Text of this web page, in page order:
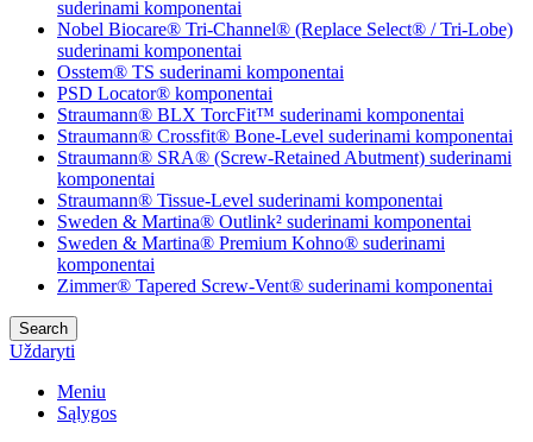
suderinami komponentai
Nobel Biocare® Tri-Channel® (Replace Select® / Tri-Lobe)
suderinami komponentai
Osstem® TS suderinami komponentai
PSD Locator® komponentai
Straumann® BLX TorcFit™ suderinami komponentai
Straumann® Crossfit® Bone-Level suderinami komponentai
Straumann® SRA® (Screw-Retained Abutment) suderinami
komponentai
Straumann® Tissue-Level suderinami komponentai
Sweden & Martina® Outlink² suderinami komponentai
Sweden & Martina® Premium Kohno® suderinami
komponentai
Zimmer® Tapered Screw-Vent® suderinami komponentai
Search
Uždaryti
Meniu
Sąlygos